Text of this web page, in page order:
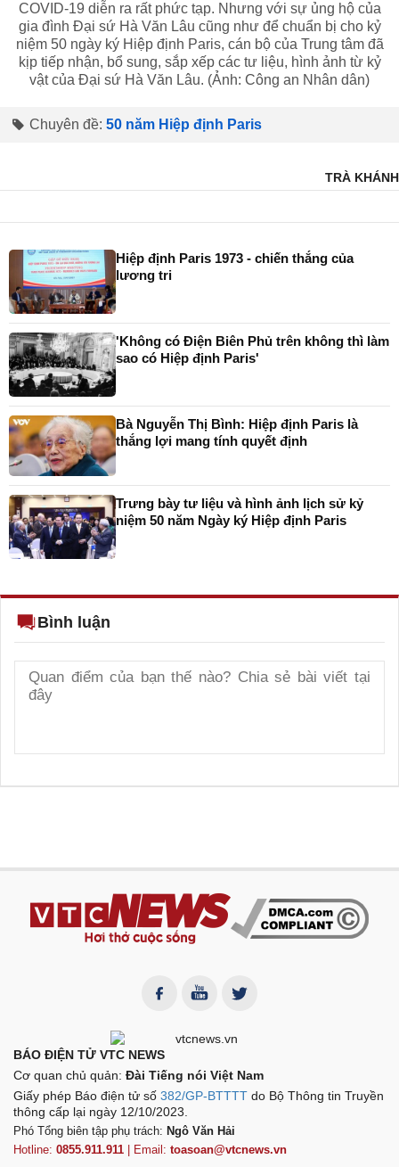
COVID-19 diễn ra rất phức tạp. Nhưng với sự ủng hộ của
gia đình Đại sứ Hà Văn Lâu cũng như để chuẩn bị cho kỷ
niệm 50 ngày ký Hiệp định Paris, cán bộ của Trung tâm đã
kịp tiếp nhận, bổ sung, sắp xếp các tư liệu, hình ảnh từ kỷ
vật của Đại sứ Hà Văn Lâu. (Ảnh: Công an Nhân dân)
Chuyên đề: 50 năm Hiệp định Paris
TRÀ KHÁNH
Hiệp định Paris 1973 - chiến thắng của
lương tri
'Không có Điện Biên Phủ trên không thì làm
sao có Hiệp định Paris'
Bà Nguyễn Thị Bình: Hiệp định Paris là
thắng lợi mang tính quyết định
Trưng bày tư liệu và hình ảnh lịch sử kỷ
niệm 50 năm Ngày ký Hiệp định Paris
Bình luận
BÁO ĐIỆN TỬ VTC NEWS
Cơ quan chủ quản: Đài Tiếng nói Việt Nam
Giấy phép Báo điện tử số 382/GP-BTTTT do Bộ Thông tin Truyền
thông cấp lại ngày 12/10/2023.
Phó Tổng biên tập phụ trách: Ngô Văn Hải
Hotline: 0855.911.911 | Email: toasoan@vtcnews.vn